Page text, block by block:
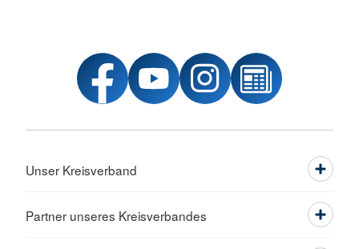
Unser Kreisverband
Partner unseres Kreisverbandes